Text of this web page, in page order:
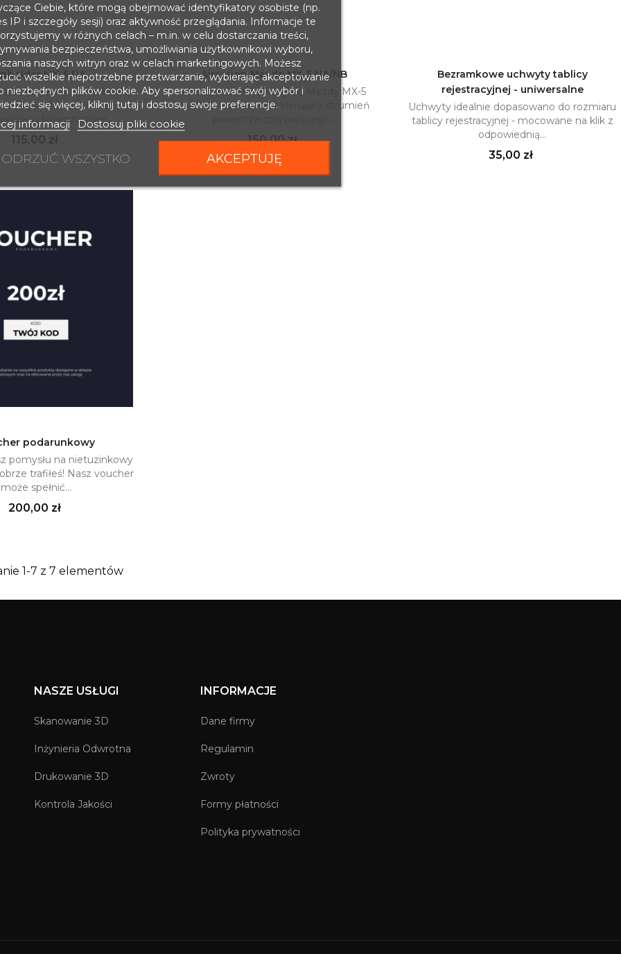
do koszyka
MX-5 NA
dedykowany do Mazdy
- zapewnia komfortowe
w towarzystwie...
Cena
115,00 zł
Dodaj do koszyka
Airscoop Mazda MX-5 NA/NB
Airscoop dedykowany do Mazdy MX-5
NA/NB - to element kierujący strumień
Cena
150,00 zł
Dodaj do koszyka
Bezramkowe uchwyty tablicy
rejestracyjnej - uniwersalne
Uchwyty idealnie dopasowano do rozmiaru
tablicy rejestracyjnej - mocowane na klik z
odpowiednią...
Cena
35,00 zł
do koszyka
podarunkowy
pomysłu na nietuzinkowy
trafiłeś! Nasz voucher
może spełnić...
Cena
200,00 zł
1-7 z 7 elementów
NASZE USŁUGI
Skanowanie 3D
Inżynieria Odwrotna
Drukowanie 3D
Kontrola Jakości
INFORMACJE
Dane firmy
Regulamin
Zwroty
Formy płatności
Polityka prywatności
Ciebie, które mogą obejmować identyfikatory osobiste (np.
IP i szczegóły sesji) oraz aktywność przeglądania. Informacje te
w różnych celach – m.in. w celu dostarczania treści,
bezpieczeństwa, umożliwiania użytkownikowi wyboru,
naszych witryn oraz w celach marketingowych. Możesz
wszelkie niepotrzebne przetwarzanie, wybierając akceptowanie
niezbędnych plików cookie. Aby spersonalizować swój wybór i
się więcej, kliknij tutaj i dostosuj swoje preferencje.
informacji Dostosuj pliki cookie
ODRZUĆ WSZYSTKO AKCEPTUJĘ